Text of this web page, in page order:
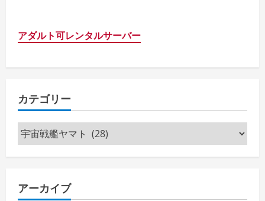
アダルト可レンタルサーバー
カテゴリー
カ
テ
ー
アーカイブ